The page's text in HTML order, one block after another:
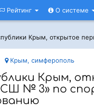
Рейтинг О системе
Крым, открытое
Крым, симферополь
Крым,
№ 3» по